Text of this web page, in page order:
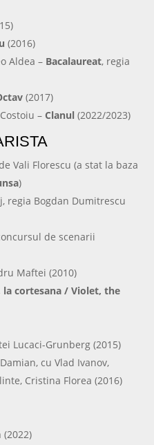
(2016)
Aldea – Bacalaureat, regia
(2017)
– Clanul (2022/2023)
Vali Florescu (a stat la baza
)
regia Bogdan Dumitrescu
de scenarii
Maftei (2010)
cortesana / Violet, the
Lucaci-Grunberg (2015)
cu Vlad Ivanov,
Cristina Florea (2016)